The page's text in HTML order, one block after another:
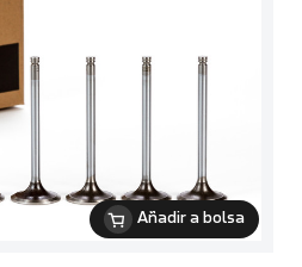
Añadir a bolsa